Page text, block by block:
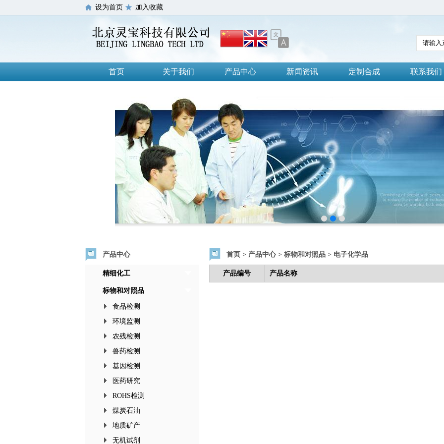
设为首页 加入收藏
首页 关于我们 产品中心 新闻资讯 定制合成 联系我们
产品中心
精细化工
标物和对照品
食品检测
环境监测
农残检测
兽药检测
基因检测
医药研究
ROHS检测
煤炭石油
地质矿产
无机试剂
首页 > 产品中心> 标物和对照品 > 电子化学品
产品编号 产品名称